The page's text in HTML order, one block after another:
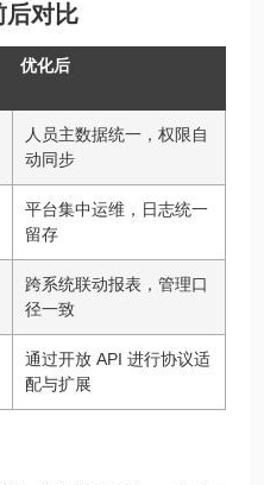
后对比
优化后
人员主数据统一，权限自
动同步
平台集中运维，日志统一
留存
跨系统联动报表，管理口
径一致
通过开放 API 进行协议适
配与扩展